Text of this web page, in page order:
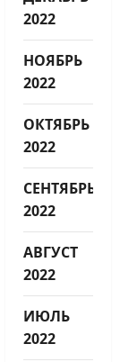
2022
НОЯБРЬ
2022
ОКТЯБРЬ
2022
СЕНТЯБРЬ
2022
АВГУСТ
2022
ИЮЛЬ
2022